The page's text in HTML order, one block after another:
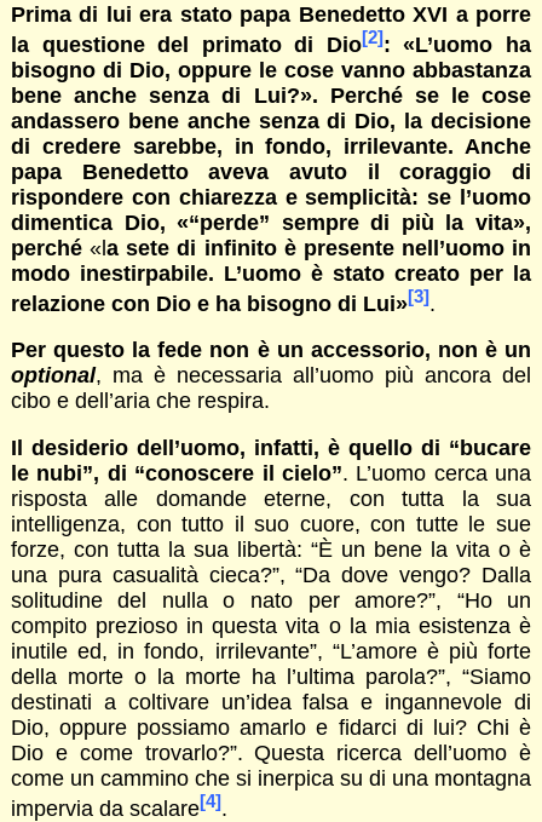
Prima di lui era stato papa Benedetto XVI a porre
la questione del primato di Dio[2]: «L’uomo ha
bisogno di Dio, oppure le cose vanno abbastanza
bene anche senza di Lui?». Perché se le cose
andassero bene anche senza di Dio, la decisione
di credere sarebbe, in fondo, irrilevante. Anche
papa Benedetto aveva avuto il coraggio di
rispondere con chiarezza e semplicità: se l’uomo
dimentica Dio, «“perde” sempre di più la vita»,
perché«la sete di infinito è presente nell’uomo in
modo inestirpabile. L’uomo è stato creato per la
relazione con Dio e ha bisogno di Lui»[3].
Per questo la fede non è un accessorio, non è un
optional, ma è necessaria all’uomo più ancora del
cibo e dell’aria che respira.
Il desiderio dell’uomo, infatti, è quello di “bucare
le nubi”, di “conoscere il cielo”. L’uomo cerca una
risposta alle domande eterne, con tutta la sua
intelligenza, con tutto il suo cuore, con tutte le sue
forze, con tutta la sua libertà: “È un bene la vita o è
una pura casualità cieca?”, “Da dove vengo? Dalla
solitudine del nulla o nato per amore?”, “Ho un
compito prezioso in questa vita o la mia esistenza è
inutile ed, in fondo, irrilevante”, “L’amore è più forte
della morte o la morte ha l’ultima parola?”, “Siamo
destinati a coltivare un’idea falsa e ingannevole di
Dio, oppure possiamo amarlo e fidarci di lui? Chi è
Dio e come trovarlo?”. Questa ricerca dell’uomo è
come un cammino che si inerpica su di una montagna
impervia da scalare[4].